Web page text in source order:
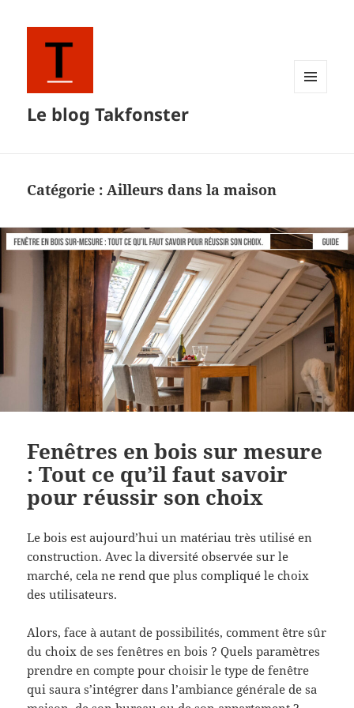
Le blog Takfonster
Catégorie :Ailleurs dans la maison
Fenêtres en bois sur mesure
: Tout ce qu’il faut savoir
pour réussir son choix
Le bois est aujourd’hui un matériau très utilisé en
construction. Avec la diversité observée sur le
marché, cela ne rend que plus compliqué le choix
des utilisateurs.
Alors, face à autant de possibilités, comment être sûr
du choix de ses fenêtres en bois ? Quels paramètres
prendre en compte pour choisir le type de fenêtre
qui saura s’intégrer dans l’ambiance générale de sa